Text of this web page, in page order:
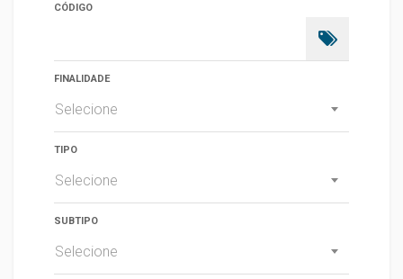
CÓDIGO
FINALIDADE
Selecione
TIPO
Selecione
SUBTIPO
Selecione